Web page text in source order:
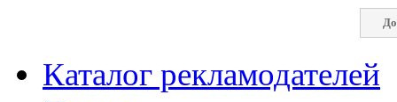
Каталог рекламодателей